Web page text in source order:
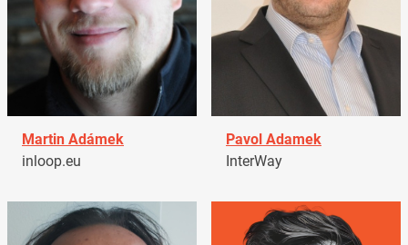
Martin Adámek
inloop.eu
Pavol Adamek
InterWay